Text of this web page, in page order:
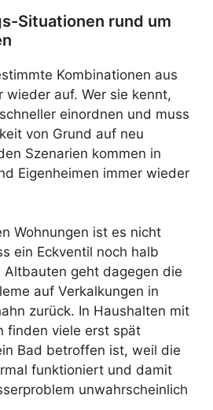
Situationen rund um
Kombinationen aus
wieder auf. Wer sie kennt,
einordnen und muss
von Grund auf neu
Szenarien kommen in
Eigenheimen immer wieder
Wohnungen ist es nicht
ein Eckventil noch halb
Altbauten geht dagegen die
auf Verkalkungen in
zurück. In Haushalten mit
finden viele erst spät
Bad betroffen ist, weil die
funktioniert und damit
unwahrscheinlich